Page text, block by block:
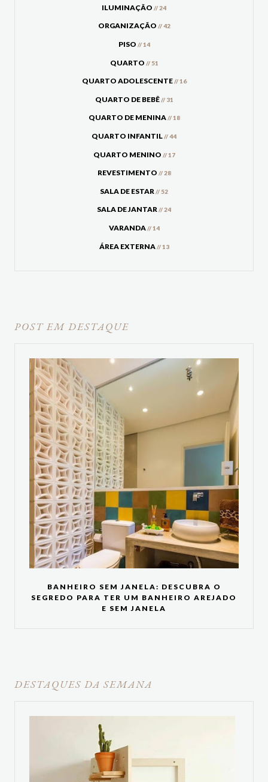
ILUMINAÇÃO // 24
ORGANIZAÇÃO // 42
PISO // 14
QUARTO // 51
QUARTO ADOLESCENTE// 16
QUARTO DE BEBÊ// 31
QUARTO DE MENINA// 18
QUARTO INFANTIL// 44
QUARTO MENINO // 17
REVESTIMENTO // 28
SALA DE ESTAR // 52
SALA DE JANTAR// 24
VARANDA// 14
ÁREA EXTERNA// 13
POST EM DESTAQUE
BANHEIRO SEM JANELA: DESCUBRA O
SEGREDO PARA TER UM BANHEIRO AREJADO
E SEM JANELA
DESTAQUES DA SEMANA